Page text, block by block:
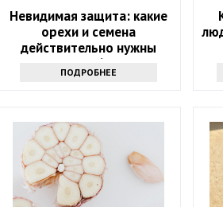
Невидимая защита: какие
орехи и семена
действительно нужны
после 60?
ПОДРОБНЕЕ